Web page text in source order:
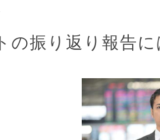
の振り返り報告に